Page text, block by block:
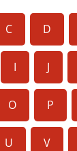
C D
I J
O P
U V